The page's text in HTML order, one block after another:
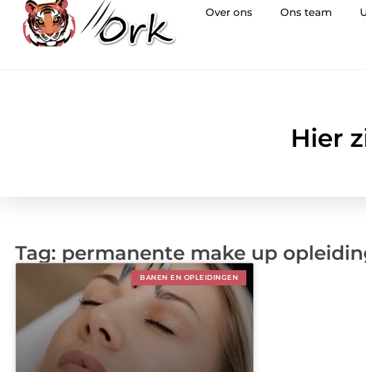
Over ons Ons team
Hier
Tag: permanente make up
BANEN EN OPLEIDINGEN